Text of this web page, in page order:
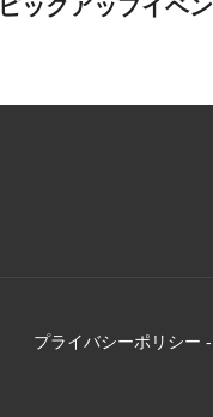
ピックアップイベ
プライバシーポリシー -